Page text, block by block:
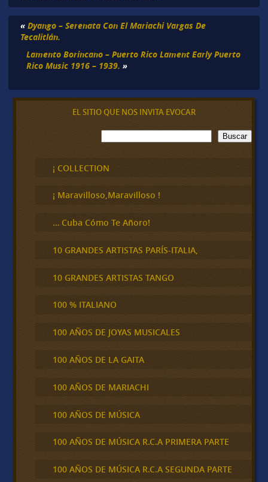
« Dyango – Serenata Con El Mariachi Vargas De
Tecalitlán.
Lamento Borincano – Puerto Rico Lament Early Puerto
Rico Music 1916 – 1939. »
EL SITIO QUE NOS INVITA EVOCAR
B
u
c
a
Buscar
¡ COLLECTION
¡ Maravilloso,Maravilloso !
… Cuba Cómo Te Añoro!
10 GRANDES ARTISTAS PARÍS-ITALIA,
10 GRANDES ARTISTAS TANGO
100 % ITALIANO
100 AÑOS DE JOYAS MUSICALES
100 AÑOS DE LA GAITA
100 AÑOS DE MARIACHI
100 AÑOS DE MÚSICA
100 AÑOS DE MÚSICA R.C.A PRIMERA PARTE
100 AÑOS DE MÚSICA R.C.A SEGUNDA PARTE